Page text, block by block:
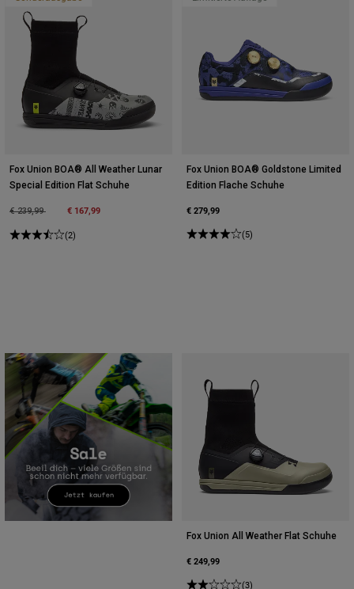
Fox Union BOA® All Weather Lunar
Special Edition Flat Schuhe
Price reduced from
€ 239,99to € 167,99
(2)
Fox Union BOA® Goldstone Limited
Edition Flache Schuhe
€ 279,99
(5)
Fox Union All Weather Flat Schuhe
€ 249,99
(3)